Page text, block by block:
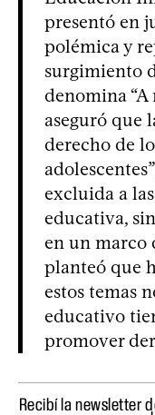
presentó en
polémica y
surgimiento
denomina “A
aseguró que
derecho de
excluida a
educativa,
en un marco
planteó que
estos temas
educativo
promover
Recibí la newsletter